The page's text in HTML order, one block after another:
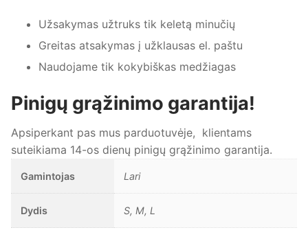
Užsakymas užtruks tik keletą minučių
Greitas atsakymas į užklausas el. paštu
Naudojame tik kokybiškas medžiagas
Pinigų grąžinimo garantija!
Apsiperkant pas mus parduotuvėje, klientams
suteikiama 14-os dienų pinigų grąžinimo garantija.
Gamintojas Lari
Dydis S, M, L